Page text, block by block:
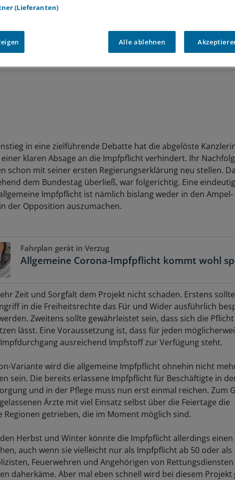
in eine zielführende Debatte hat die abgelöste
einer klaren Absage an die Impfpflicht verhindert. Ihr
schon mit seiner ersten Regierungserklärung neu stellen.
dem Bundestag überließ, war folgerichtig. Eine
Impfpflicht ist nämlich bislang weder in den Ampel-
der Opposition auszumachen.
Fahrplan gerät in Verzug
Allgemeine Corona-Impfpflicht kommt wohl
Zeit und Sorgfalt dem Projekt nicht schaden. Erstens
in die Freiheitsrechte das Für und Wider ausführlich
Zweitens sollte gewährleistet sein, dass sich die
lässt. Eine Voraussetzung ist, dass für jeden
ausreichend Impfstoff zur Verfügung steht.
Variante wird die allgemeine Impfpflicht ohnehin nicht
sein. Die bereits erlassene Impfpflicht für Beschäftigte in
und in der Pflege muss nun erst einmal reichen. Zum
Ärzte mit viel Einsatz selbst über die Feiertage die
Regionen getrieben, die im Moment möglich sind.
Herbst und Winter könnte die Impfpflicht allerdings einen
auch wenn sie vielleicht nur als Impfpflicht ab 50 oder als
Feuerwehren und Angehörigen von
daherkäme. Aber mal eben schnell wird bei diesem Projekt
(Lieferanten)
Alle ablehnen